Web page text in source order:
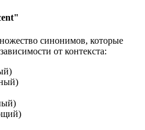
синонимов, которые
от контекста: